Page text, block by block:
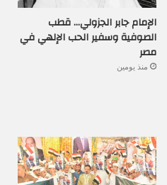
الإمام جابر الجزولي… قطب
الصوفية وسفير الحب الإلهي في
مصر
منذ يومين